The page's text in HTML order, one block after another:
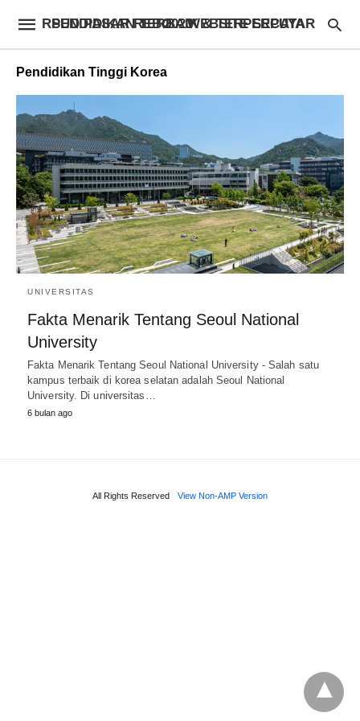
RSUD PASAR REBO – WEBSITE SEPUTAR PENDIDIKAN TERBAIK & TERPERCAYA 2023
Pendidikan Tinggi Korea
UNIVERSITAS
Fakta Menarik Tentang Seoul National
University
Fakta Menarik Tentang Seoul National University - Salah satu
kampus terbaik di korea selatan adalah Seoul National
University. Di universitas…
6 bulan ago
All Rights Reserved View Non-AMP Version